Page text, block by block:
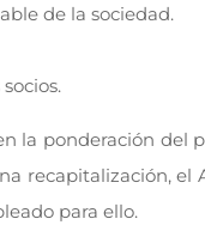
de la sociedad.
la ponderación del
recapitalización,
para ello.